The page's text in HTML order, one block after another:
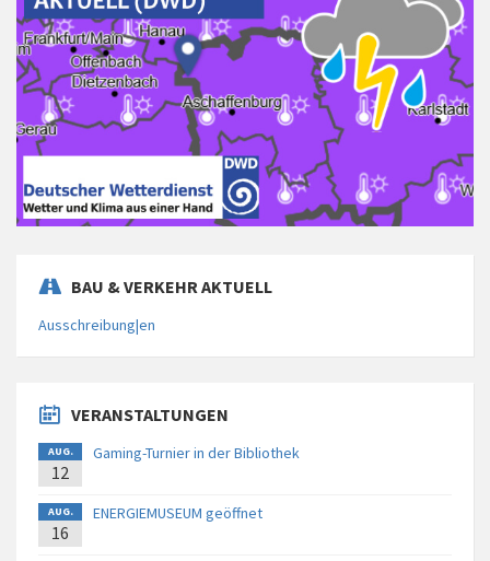
BAU & VERKEHR AKTUELL
Ausschreibung|en
VERANSTALTUNGEN
AUG.
12
Gaming-Turnier in der Bibliothek
AUG.
16
ENERGIEMUSEUM geöffnet